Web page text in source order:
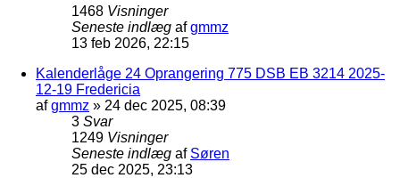
1468 Visninger
Seneste indlæg afgmmz
13 feb 2026, 22:15
Kalenderlåge 24 Oprangering 775 DSB EB 3214 2025-
12-19 Fredericia
afgmmz » 24 dec 2025, 08:39
3 Svar
1249 Visninger
Seneste indlæg af Søren
25 dec 2025, 23:13